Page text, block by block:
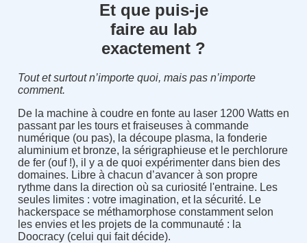
Et que puis-je
faire au lab
exactement ?
Tout et surtout n’importe quoi, mais pas n’importe
comment.
De la machine à coudre en fonte au laser 1200 Watts en
passant par les tours et fraiseuses à commande
numérique (ou pas), la découpe plasma, la fonderie
aluminium et bronze, la sérigraphieuse et le perchlorure
de fer (ouf !), il y a de quoi expérimenter dans bien des
domaines. Libre à chacun d’avancer à son propre
rythme dans la direction où sa curiosité l'entraine. Les
seules limites : votre imagination, et la sécurité. Le
hackerspace se méthamorphose constamment selon
les envies et les projets de la communauté : la
Doocracy (celui qui fait décide).